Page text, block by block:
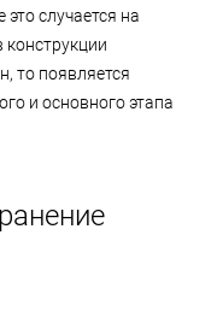
случается на
то появляется
и основного этапа